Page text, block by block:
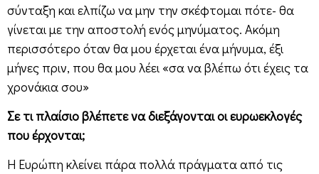
σύνταξη και ελπίζω να μην την σκέφτομαι πότε- θα
γίνεται με την αποστολή ενός μηνύματος. Ακόμη
περισσότερο όταν θα μου έρχεται ένα μήνυμα, έξι
μήνες πριν, που θα μου λέει «σα να βλέπω ότι έχεις τα
χρονάκια σου»
Σε τι πλαίσιο βλέπετε να διεξάγονται οι ευρωεκλογές
που έρχονται;
Η Ευρώπη κλείνει πάρα πολλά πράγματα από τις